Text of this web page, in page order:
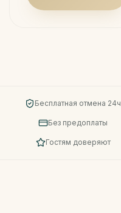
Бесплатная отмена 24ч
Без предоплаты
Гостям доверяют